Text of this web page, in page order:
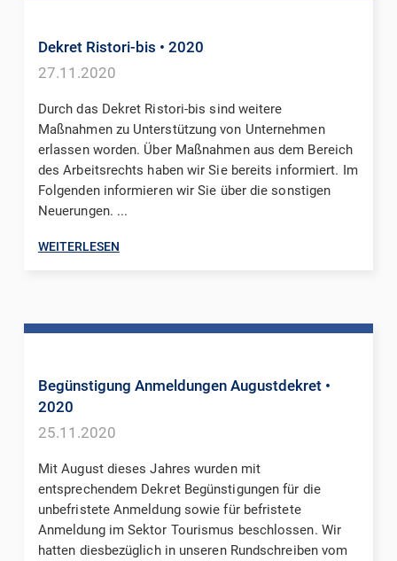
Dekret Ristori-bis • 2020
27.11.2020
Durch das Dekret Ristori-bis sind weitere
Maßnahmen zu Unterstützung von Unternehmen
erlassen worden. Über Maßnahmen aus dem Bereich
des Arbeitsrechts haben wir Sie bereits informiert. Im
Folgenden informieren wir Sie über die sonstigen
Neuerungen. ...
WEITERLESEN
Begünstigung Anmeldungen Augustdekret •
2020
25.11.2020
Mit August dieses Jahres wurden mit
entsprechendem Dekret Begünstigungen für die
unbefristete Anmeldung sowie für befristete
Anmeldung im Sektor Tourismus beschlossen. Wir
hatten diesbezüglich in unseren Rundschreiben vom